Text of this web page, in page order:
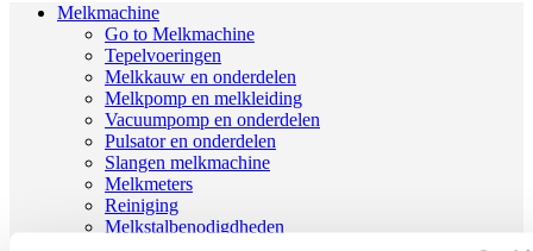
Melkmachine
Go to Melkmachine
Tepelvoeringen
Melkkauw en onderdelen
Melkpomp en melkleiding
Vacuumpomp en onderdelen
Pulsator en onderdelen
Slangen melkmachine
Melkmeters
Reiniging
Melkstalbenodigdheden